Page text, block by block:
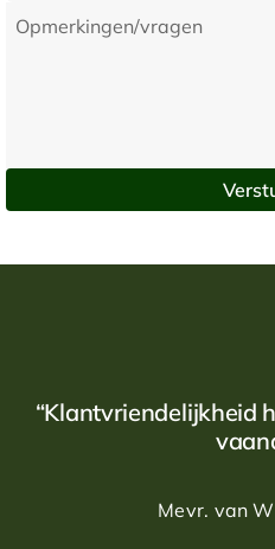
“Klantvriendelijkheid
Mevr. van